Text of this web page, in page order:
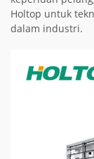
Holtop untuk
dalam industri.